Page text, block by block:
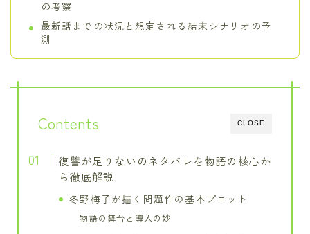
の考察
最新話までの状況と想定される結末シナリオの予
測
CLOSE
Contents
復讐が足りないのネタバレを物語の核心か
ら徹底解説
冬野梅子が描く問題作の基本プロット
物語の舞台と導入の妙